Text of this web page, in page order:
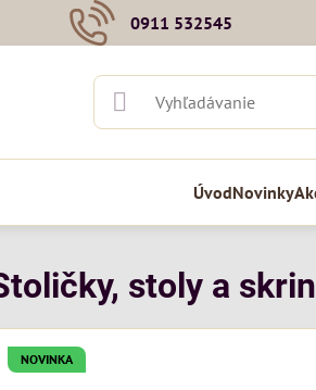
0911 532545
ÚvodNovinky
stoly a
NOVINKA